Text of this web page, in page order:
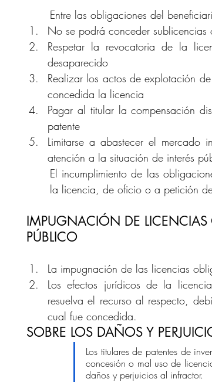
Entre las obligaciones del
No se podrá conceder
Respetar la revocatoria de la
desaparecido
Realizar los actos de explotación
concedida la licencia
Pagar al titular la compensación
patente
Limitarse a abastecer el mercado
atención a la situación de interés
El incumplimiento de las
la licencia, de oficio o a petición
IMPUGNACIÓN DE LICENCIAS
PÚBLICO
La impugnación de las licencias
Los efectos jurídicos de la
resuelva el recurso al respecto,
cual fue concedida.
SOBRE LOS DAÑOS Y
Los titulares de patentes de
concesión o mal uso de
daños y perjuicios al infractor.